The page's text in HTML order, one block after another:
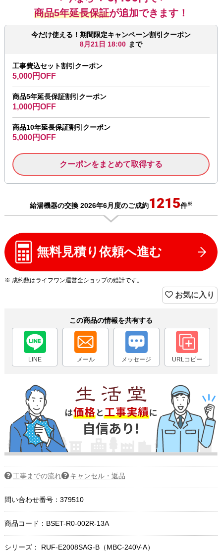
商品5年延長保証が追加できます！
今だけ使える！期間限定キャンペーン割引クーポン
8月21日 18:00 まで
工事費込セット割引クーポン
5,000円OFF
商品5年延長保証割引クーポン
1,000円OFF
商品10年延長保証割引クーポン
5,000円OFF
クーポンをまとめて取得する
給湯機器の交換 2026年6月度のご成約1215件※
無料見積り依頼へ進む
※ 成約数はライフワン運営全ショップの総計です。
お気に入り
この商品の情報を共有する
LINE メール メッセージ URLコピー
工事までの流れ キャンセル・返品
問い合わせ番号：379510
商品コード： BSET-R0-002R-13A
シリーズ： RUF-E2008SAG-B（MBC-240V-A）